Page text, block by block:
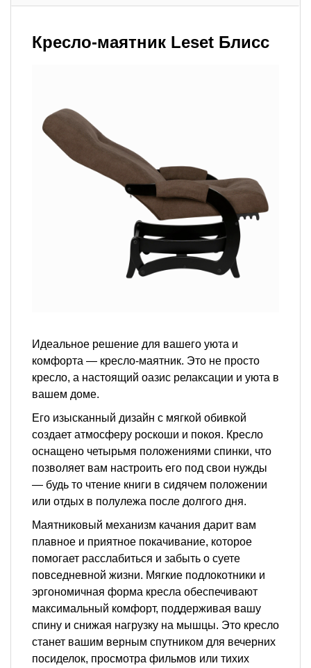
Кресло-маятник Leset Блисс
Идеальное решение для вашего уюта и
комфорта — кресло-маятник. Это не просто
кресло, а настоящий оазис релаксации и уюта в
вашем доме.
Его изысканный дизайн с мягкой обивкой
создает атмосферу роскоши и покоя. Кресло
оснащено четырьмя положениями спинки, что
позволяет вам настроить его под свои нужды
— будь то чтение книги в сидячем положении
или отдых в полулежа после долгого дня.
Маятниковый механизм качания дарит вам
плавное и приятное покачивание, которое
помогает расслабиться и забыть о суете
повседневной жизни. Мягкие подлокотники и
эргономичная форма кресла обеспечивают
максимальный комфорт, поддерживая вашу
спину и снижая нагрузку на мышцы. Это кресло
станет вашим верным спутником для вечерних
посиделок, просмотра фильмов или тихих